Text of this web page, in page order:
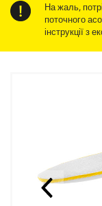
На жаль,
поточного
інструкції з